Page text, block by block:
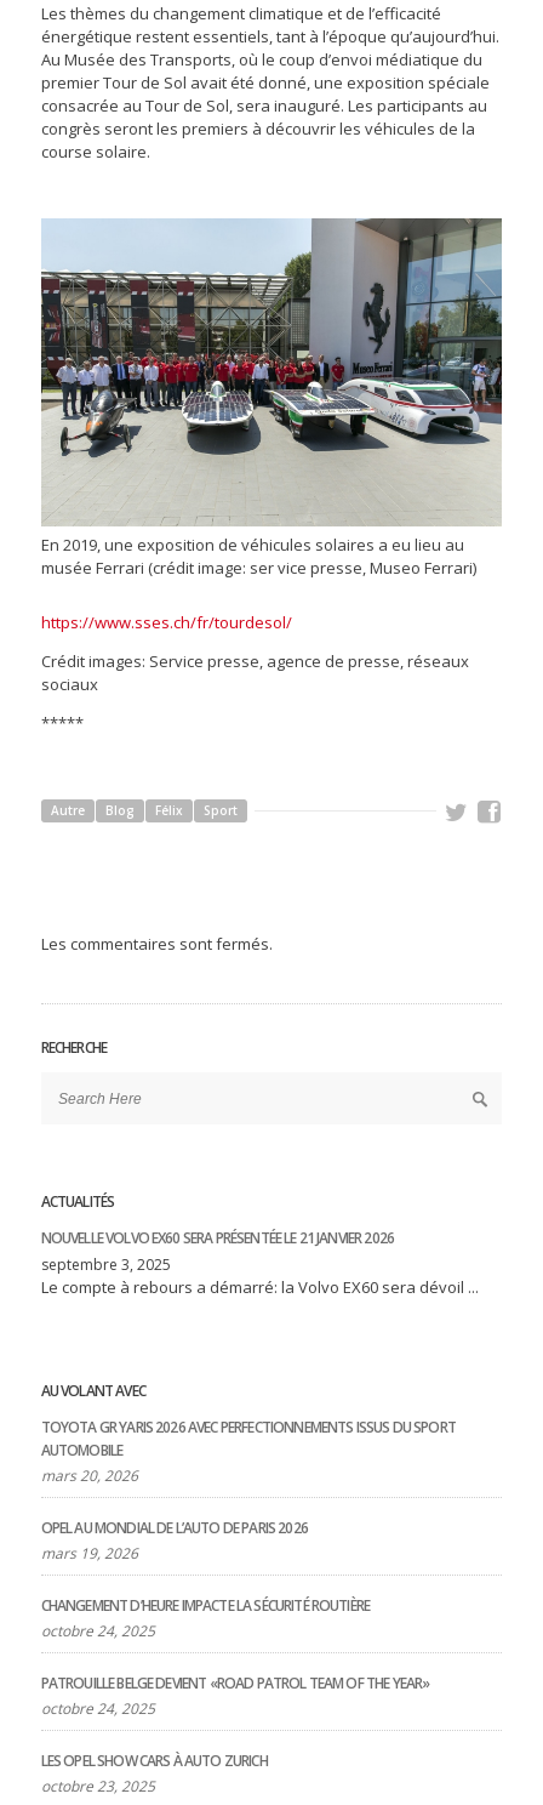
Les thèmes du changement climatique et de l’efficacité
énergétique restent essentiels, tant à l’époque qu’aujourd’hui.
Au Musée des Transports, où le coup d’envoi médiatique du
premier Tour de Sol avait été donné, une exposition spéciale
consacrée au Tour de Sol, sera inauguré. Les participants au
congrès seront les premiers à découvrir les véhicules de la
course solaire.
En 2019, une exposition de véhicules solaires a eu lieu au
musée Ferrari (crédit image: ser vice presse, Museo Ferrari)
https://www.sses.ch/fr/tourdesol/
Crédit images: Service presse, agence de presse, réseaux
sociaux
*****
Autre Blog Félix Sport
Les commentaires sont fermés.
RECHERCHE
ACTUALITÉS
NOUVELLE VOLVO EX60 SERA PRÉSENTÉE LE 21 JANVIER 2026
septembre 3, 2025
Le compte à rebours a démarré: la Volvo EX60 sera dévoil ...
AU VOLANT AVEC
TOYOTA GR YARIS 2026 AVEC PERFECTIONNEMENTS ISSUS DU SPORT
AUTOMOBILE
mars 20, 2026
OPEL AU MONDIAL DE L’AUTO DE PARIS 2026
mars 19, 2026
CHANGEMENT D’HEURE IMPACTE LA SÉCURITÉ ROUTIÈRE
octobre 24, 2025
PATROUILLE BELGE DEVIENT «ROAD PATROL TEAM OF THE YEAR»
octobre 24, 2025
LES OPEL SHOW CARS À AUTO ZURICH
octobre 23, 2025